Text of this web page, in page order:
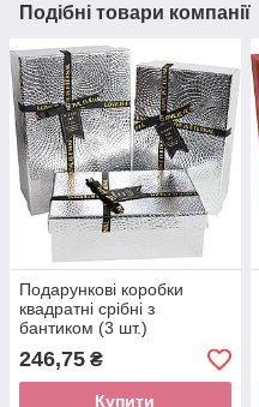
Подібні товари компанії
Подарункові коробки
квадратні срібні з
бантиком (3 шт.)
246,75 ₴
Купити